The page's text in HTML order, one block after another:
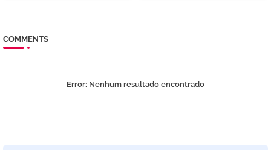
COMMENTS
Error: Nenhum resultado encontrado